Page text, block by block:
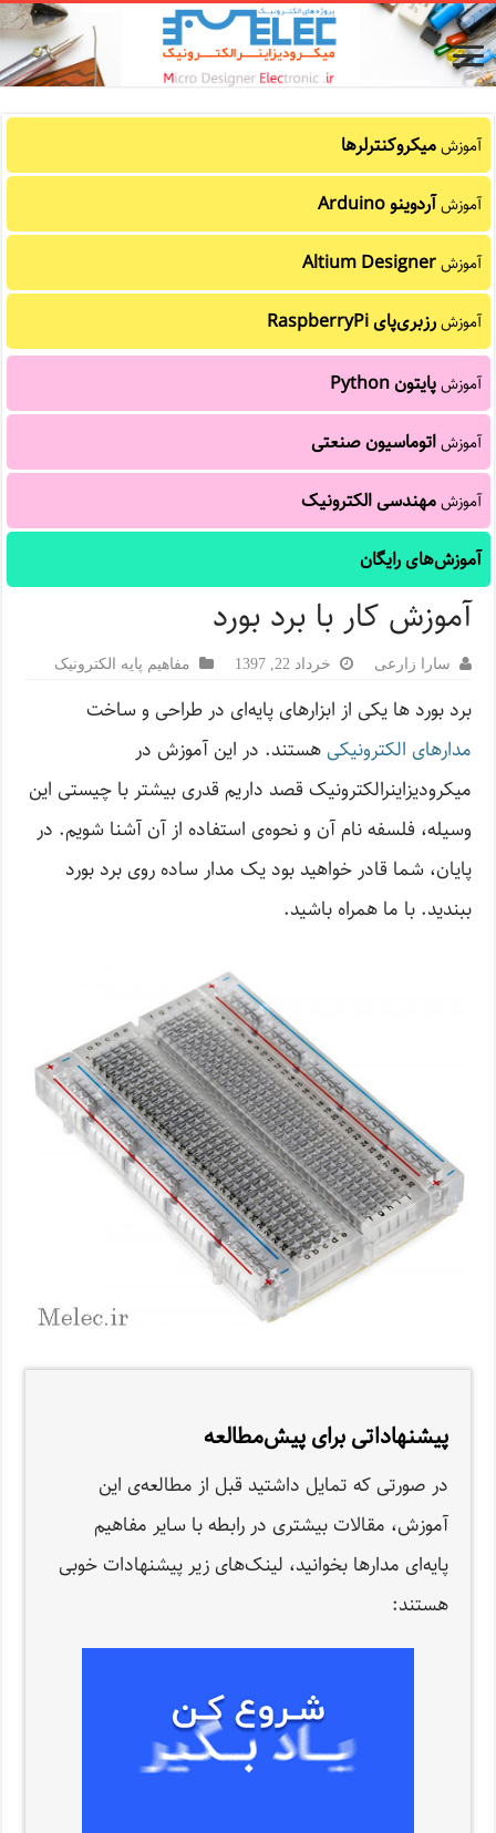
آموزشمیکروکنترلرها
آموزشآردوینو Arduino
آموزشAltium Designer
آموزشرزبری‌پای RaspberryPi
آموزشپایتون Python
آموزشاتوماسیون صنعتی
آموزشمهندسی الکترونیک
آموزش‌های رایگان
آموزش کار با برد بورد
سارا زارعی خرداد 22, 1397 مفاهیم پایه الکترونیک
برد بورد ها یکی از ابزارهای پایه‌ای در طراحی و ساخت
مدارهای الکترونیکی هستند. در این آموزش در
میکرودیزاینرالکترونیک قصد داریم قدری بیشتر با چیستی این
وسیله، فلسفه نام آن و نحوه‌ی استفاده از آن آشنا شویم. در
پایان، شما قادر خواهید بود یک مدار ساده روی برد بورد
ببندید. با ما همراه باشید.
پیشنهاداتی برای پیش‌مطالعه
در صورتی که تمایل داشتید قبل از مطالعه‌ی این
آموزش، مقالات بیشتری در رابطه با سایر مفاهیم
پایه‌ای مدارها بخوانید، لینک‌های زیر پیشنهادات خوبی
هستند: